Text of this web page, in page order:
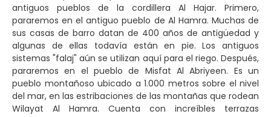
antiguos pueblos de la cordillera Al Hajar. Primero,
pararemos en el antiguo pueblo de Al Hamra. Muchas de
sus casas de barro datan de 400 años de antigüedad y
algunas de ellas todavía están en pie. Los antiguos
sistemas "falaj" aún se utilizan aquí para el riego. Después,
pararemos en el pueblo de Misfat Al Abriyeen. Es un
pueblo montañoso ubicado a 1.000 metros sobre el nivel
del mar, en las estribaciones de las montañas que rodean
Wilayat Al Hamra. Cuenta con increíbles terrazas